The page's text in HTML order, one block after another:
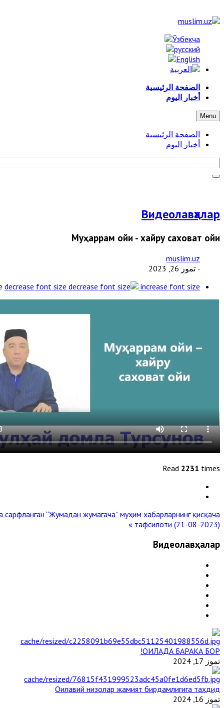
الصفحة الرئيسية
أخبار اليوم
Menu
الصفحة الرئيسية
أخبار اليوم
Видеолавҳалар
Муҳаррам ойи - хайру саховат ойи
muslim.uz
- تموز 26, 2023
decrease font size increase font size
Read 2231 times
сарфланган “Жумадан жумагача” муҳим хабарларнинг қисқача
тафсилоти (21-08-2023) »
Видеолавҳалар
ОИЛАДА БАРАКА БОР!
تموز 17, 2024
Оилавий низолар жамият бирдамлигига таҳдид
تموز 16, 2024